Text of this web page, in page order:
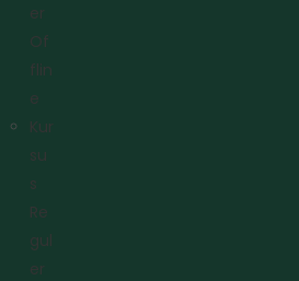
Er
Of
Flin
E
Kur
Su
S
Re
Gul
Er